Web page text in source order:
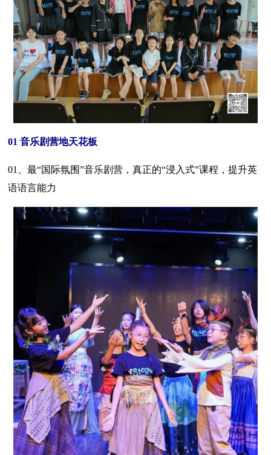
01 音乐剧营地天花板
01、最“国际氛围”音乐剧营，真正的“浸入式”课程，提升英
语语言能力